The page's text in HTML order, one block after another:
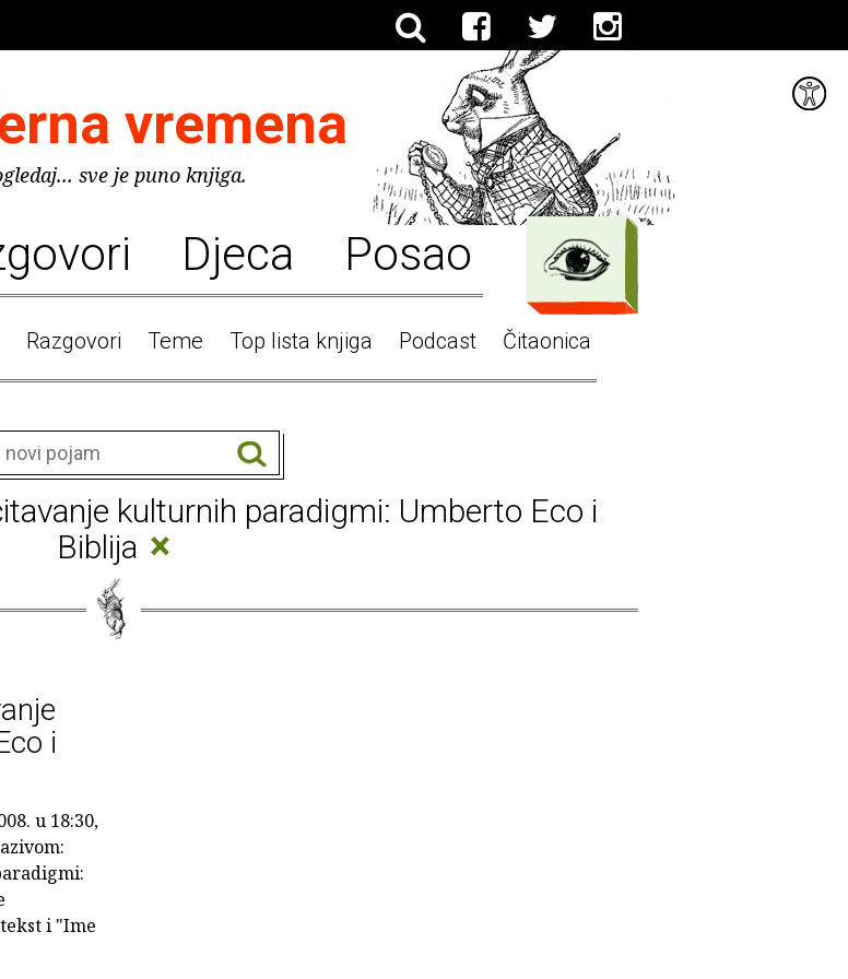
vremena
sve je puno knjiga.
Djeca Posao
Razgovori Teme Top lista knjiga Podcast Čitaonica
kulturnih paradigmi: Umberto Eco i
Biblija ×
i
u 18:30,
i "Ime